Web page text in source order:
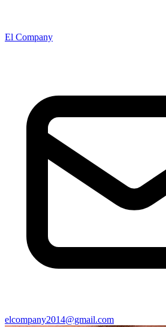
El Company
elcompany2014@gmail.com